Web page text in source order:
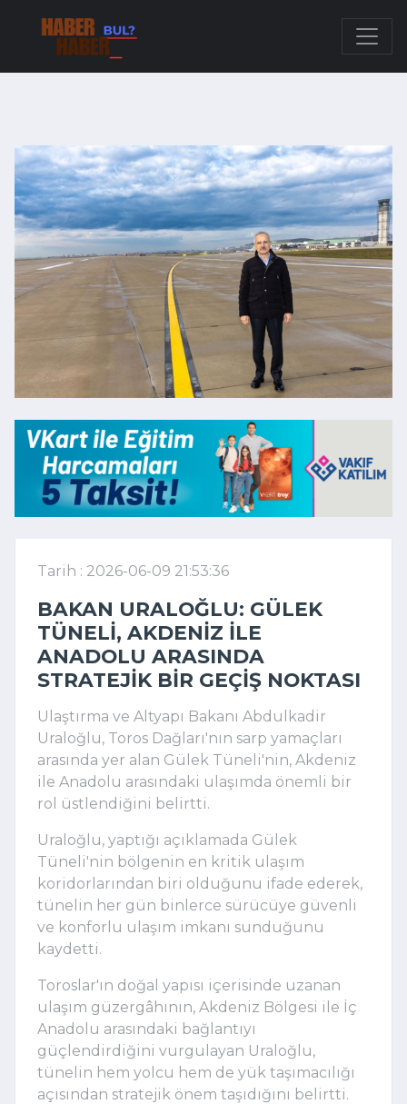
Tarih : 2026-06-09 21:53:36
BAKAN URALOĞLU: GÜLEK
TÜNELI, AKDENIZ ILE
ANADOLU ARASINDA
STRATEJIK BIR GEÇIŞ NOKTASI
Ulaştırma ve Altyapı Bakanı Abdulkadir
Uraloğlu, Toros Dağları'nın sarp yamaçları
arasında yer alan Gülek Tüneli'nin, Akdeniz
ile Anadolu arasındaki ulaşımda önemli bir
rol üstlendiğini belirtti.
Uraloğlu, yaptığı açıklamada Gülek
Tüneli'nin bölgenin en kritik ulaşım
koridorlarından biri olduğunu ifade ederek,
tünelin her gün binlerce sürücüye güvenli
ve konforlu ulaşım imkanı sunduğunu
kaydetti.
Toroslar'ın doğal yapısı içerisinde uzanan
ulaşım güzergâhının, Akdeniz Bölgesi ile İç
Anadolu arasındaki bağlantıyı
güçlendirdiğini vurgulayan Uraloğlu,
tünelin hem yolcu hem de yük taşımacılığı
açısından stratejik önem taşıdığını belirtti.